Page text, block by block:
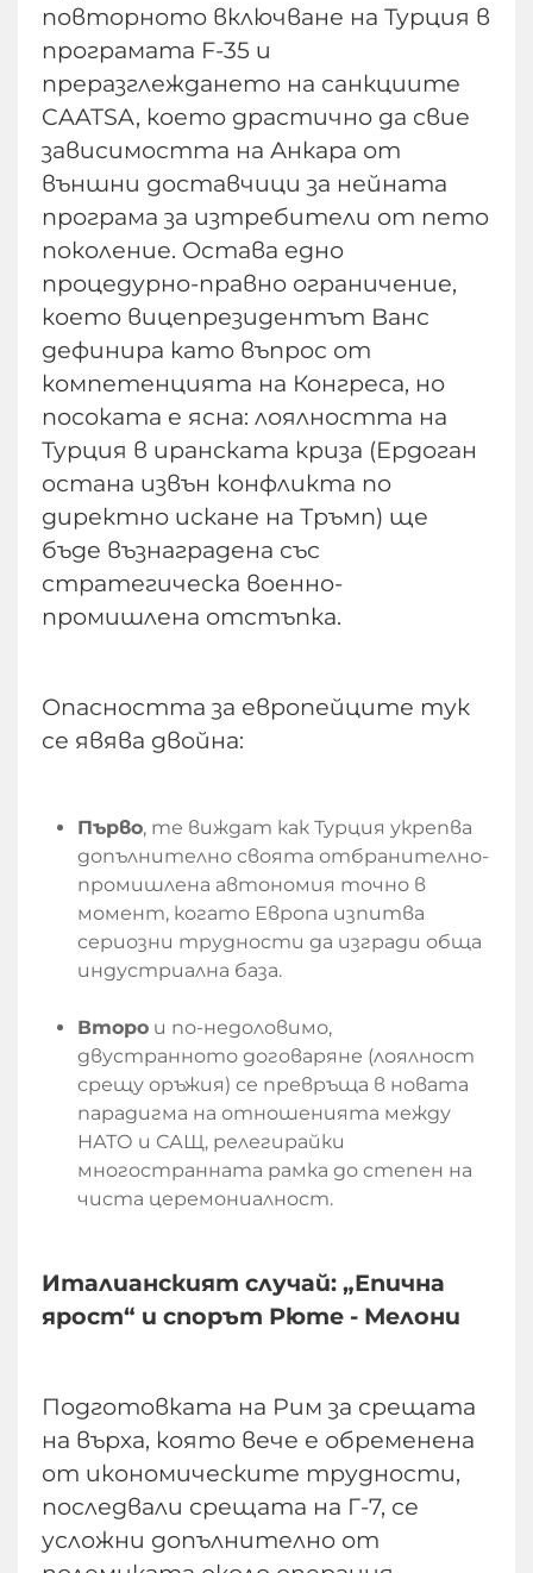
повторното включване на Турция в
програмата F-35 и
преразглеждането на санкциите
CAATSA, което драстично да свие
зависимостта на Анкара от
външни доставчици за нейната
програма за изтребители от пето
поколение. Остава едно
процедурно-правно ограничение,
което вицепрезидентът Ванс
дефинира като въпрос от
компетенцията на Конгреса, но
посоката е ясна: лоялността на
Турция в иранската криза (Ердоган
остана извън конфликта по
директно искане на Тръмп) ще
бъде възнаградена със
стратегическа военно-
промишлена отстъпка.
Опасността за европейците тук
се явява двойна:
Първо, те виждат как Турция укрепва
допълнително своята отбранително-
промишлена автономия точно в
момент, когато Европа изпитва
сериозни трудности да изгради обща
индустриална база.
Второ и по-недоловимо,
двустранното договаряне (лоялност
срещу оръжия) се превръща в новата
парадигма на отношенията между
НАТО и САЩ, релегирайки
многостранната рамка до степен на
чиста церемониалност.
Италианският случай: „Епична
ярост“ и спорът Рюте - Мелони
Подготовката на Рим за срещата
на върха, която вече е обременена
от икономическите трудности,
последвали срещата на Г-7, се
усложни допълнително от